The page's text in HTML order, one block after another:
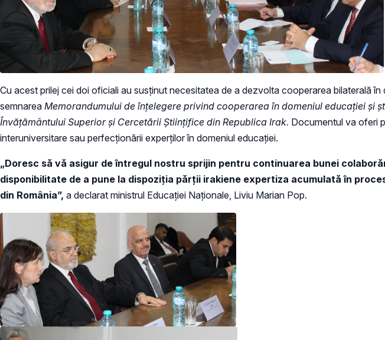
Cu acest prilej cei doi oficiali au susținut necesitatea de a dezvolta cooperarea bilaterală
semnarea Memorandumului de înțelegere privind cooperarea în domeniul educației și
Învățământului Superior și Cercetării Științifice din Republica Irak. Documentul va oferi
interuniversitare sau perfecționării experților în domeniul educației.
„Doresc să vă asigur de întregul nostru sprijin pentru continuarea bunei
disponibilitate de a pune la dispoziția părții irakiene expertiza acumulată în
din România”, a declarat ministrul Educației Naționale, Liviu Marian Pop.